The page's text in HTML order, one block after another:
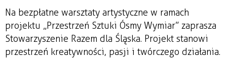
Na bezpłatne warsztaty artystyczne w ramach
projektu „Przestrzeń Sztuki Ósmy Wymiar” zaprasza
Stowarzyszenie Razem dla Śląska. Projekt stanowi
przestrzeń kreatywności, pasji i twórczego działania.